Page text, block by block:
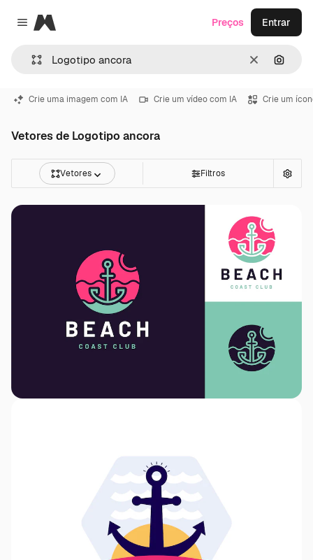
Close menu
Magnific
Limpar
Preços Entrar
Crie uma imagem com IA Crie um vídeo com IA Crie um
Vetores de Logotipo ancora
Vetores Filtros